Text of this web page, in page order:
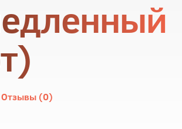
Отзывы (0)